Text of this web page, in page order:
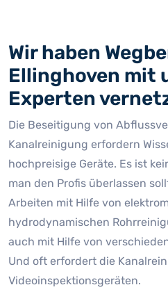
Wir haben
Ellinghoven mit
Experten
Die Beseitigung von
Kanalreinigung erfordern
hochpreisige Geräte. Es ist
man den Profis überlassen
Arbeiten mit Hilfe von
hydrodynamischen
auch mit Hilfe von
Und oft erfordert die
Videoinspektionsgeräten.